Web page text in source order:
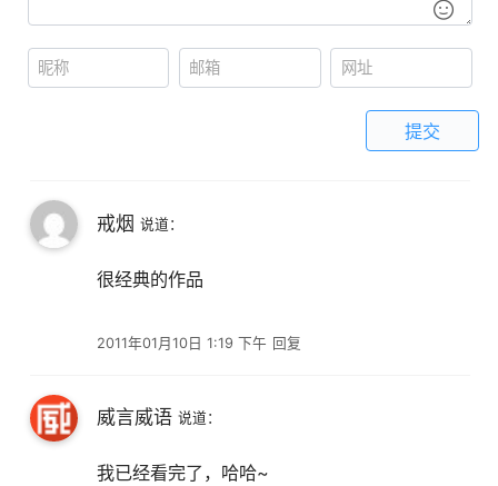
提交
戒烟 说道：
2011年01月10日 1:19 下午
很经典的作品
回复
威言威语 说道：
我已经看完了，哈哈~